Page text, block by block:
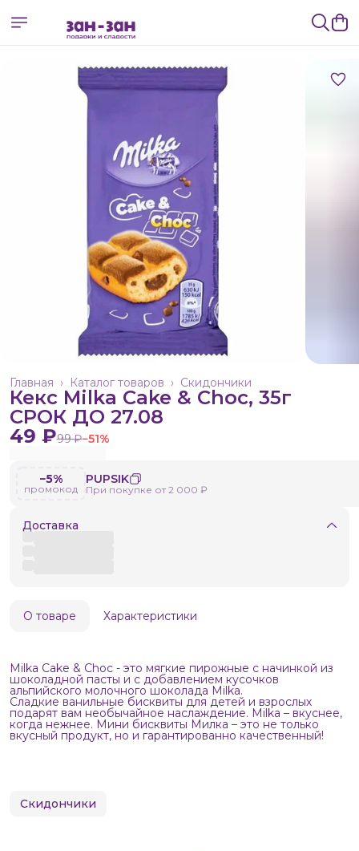
Скидончики
Каталог товаров ›
Главная ›
Кекс Milka Cake & Choc, 35г
СРОК ДО 27.08
49 ₽99 ₽−51%
−5%
промокод
PUPSIK
При покупке от 2 000 ₽
Доставка
О товаре Характеристики
Milka Cake & Choc - это мягкие пирожные с начинкой из
шоколадной пасты и с добавлением кусочков
альпийского молочного шоколада Milka.
Сладкие ванильные бисквиты для детей и взрослых
подарят вам необычайное наслаждение. Milka – вкуснее,
когда нежнее. Мини бисквиты Милка – это не только
вкусный продукт, но и гарантированно качественный!
Скидончики